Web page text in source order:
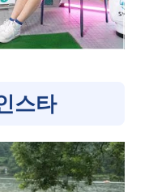
스타